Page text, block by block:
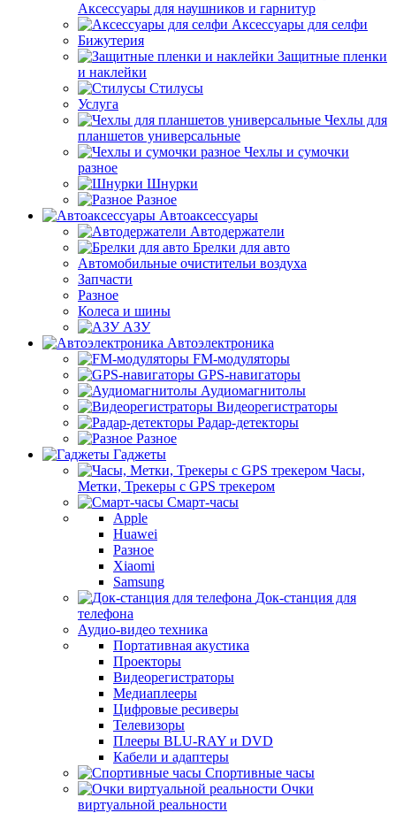
Аксессуары для наушников и гарнитур
Аксессуары для селфи
Бижутерия
Защитные пленки
и наклейки
Стилусы
Услуга
Чехлы для
планшетов универсальные
Чехлы и сумочки
разное
Шнурки
Разное
Автоаксессуары
Автодержатели
Брелки для авто
Автомобильные очистительи воздуха
Запчасти
Разное
Колеса и шины
АЗУ
Автоэлектроника
FM-модуляторы
GPS-навигаторы
Аудиомагнитолы
Видеорегистраторы
Радар-детекторы
Разное
Гаджеты
Часы,
Метки, Трекеры с GPS трекером
Смарт-часы
Apple
Huawei
Разное
Xiaomi
Samsung
Док-станция для
телефона
Аудио-видео техника
Портативная акустика
Проекторы
Видеорегистраторы
Медиаплееры
Цифровые ресиверы
Телевизоры
Плееры BLU-RAY и DVD
Кабели и адаптеры
Спортивные часы
Очки
виртуальной реальности